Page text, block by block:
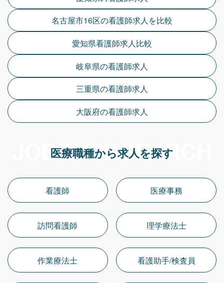
名古屋市16区の看護師求人を比較
愛知県看護師求人比較
岐阜県の看護師求人
三重県の看護師求人
大阪府の看護師求人
JOB TYPE SEARCH
医療職種から求人を探す
看護師 医療事務
訪問看護師 理学療法士
作業療法士 看護助手/検査員